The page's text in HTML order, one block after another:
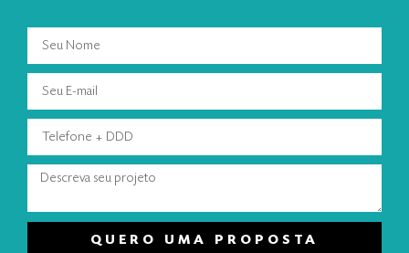
QUERO UMA PROPOSTA